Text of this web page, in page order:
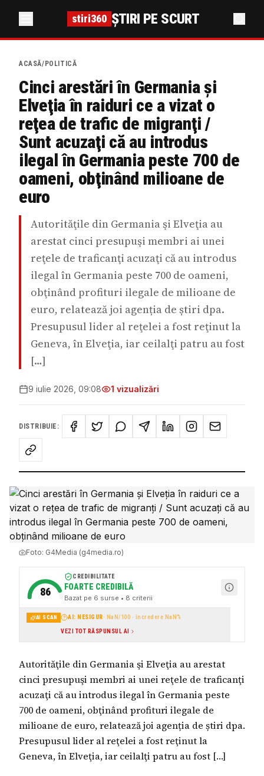
stiri360 ȘTIRI PE SCURT
ACASĂ/ POLITICĂ
Cinci arestări în Germania şi
Elveţia în raiduri ce a vizat o
reţea de trafic de migranţi /
Sunt acuzaţi că au introdus
ilegal în Germania peste 700 de
oameni, obţinând milioane de
euro
Autorităţile din Germania şi Elveţia au
arestat cinci presupuşi membri ai unei
reţele de traficanţi acuzaţi că au introdus
ilegal în Germania peste 700 de oameni,
obţinând profituri ilegale de milioane de
euro, relatează joi agenția de știri dpa.
Presupusul lider al reţelei a fost reţinut la
Geneva, în Elveţia, iar ceilalţi patru au fost
[…]
9 iulie 2026, 09:08 1 vizualizări
DISTRIBUIE:
Foto: G4Media (g4media.ro)
86
CREDIBILITATE
FOARTE CREDIBILĂ
Bazat pe 6 surse • 8 criterii
AI SCAN AI: NESIGUR· NaN/100 · încredere NaN%
VEZI TOT RĂSPUNSUL AI
Autorităţile din Germania şi Elveţia au arestat
cinci presupuşi membri ai unei reţele de traficanţi
acuzaţi că au introdus ilegal în Germania peste
700 de oameni, obţinând profituri ilegale de
milioane de euro, relatează joi agenția de știri dpa.
Presupusul lider al reţelei a fost reţinut la
Geneva, în Elveţia, iar ceilalţi patru au fost […]